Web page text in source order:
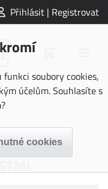
Přihlásit | Registrovat
soubory cookies,
účelům. Souhlasíte s